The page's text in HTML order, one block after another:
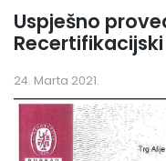
Podaci o Općini
Općinski načelnik
Općinsko vijeće
Uspješno
24. Marta 2021.